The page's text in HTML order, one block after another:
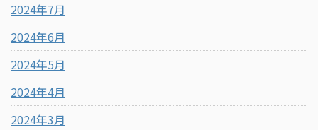
2024年7月
2024年6月
2024年5月
2024年4月
2024年3月